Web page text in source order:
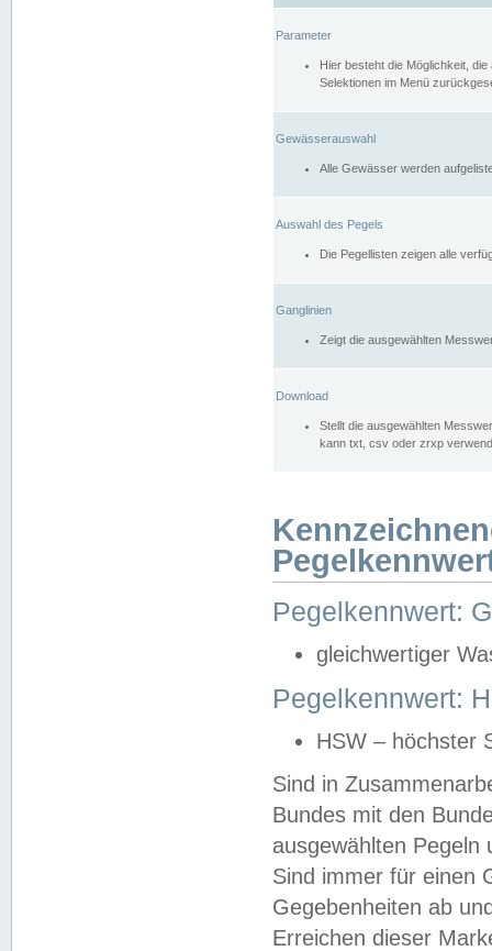
Parameter
Hier besteht die Möglichkeit,
Selektionen im Menü
Gewässerauswahl
Alle Gewässer werden
Auswahl des Pegels
Die Pegellisten zeigen alle
Ganglinien
Zeigt die ausgewählten
Download
Stellt die ausgewählten
kann txt, csv oder zrxp
Pegelkennwert:
gleichwertiger
Pegelkennwert:
HSW – höchster
Sind in
Bundes mit den
ausgewählten
Sind immer für einen
Gegebenheiten ab
Erreichen dieser